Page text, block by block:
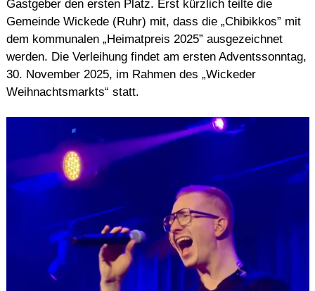
Gastgeber den ersten Platz. Erst kürzlich teilte die
Gemeinde Wickede (Ruhr) mit, dass die „Chibikkos” mit
dem kommunalen „Heimatpreis 2025” ausgezeichnet
werden. Die Verleihung findet am ersten Adventssonntag,
30. November 2025, im Rahmen des „Wickeder
Weihnachtsmarkts“ statt.